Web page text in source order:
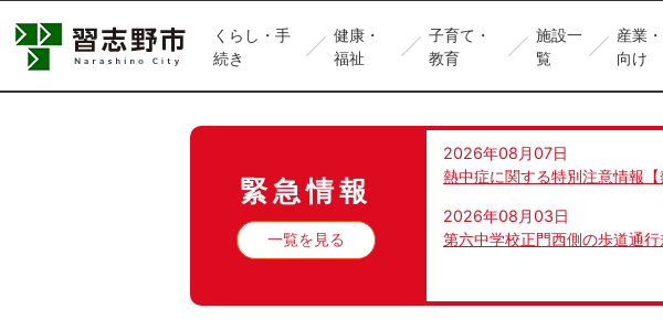
くらし・手
続き
健康・
福祉
子育て・
教育
施設一
覧
産業
向け
緊急情報
一覧を見る
2026年08月07日
熱中症に関する特別注意情報【
2026年08月03日
第六中学校正門西側の歩道通